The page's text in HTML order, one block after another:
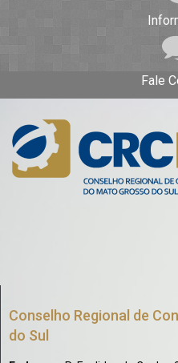
Fale
Conselho Regional de
do Sul